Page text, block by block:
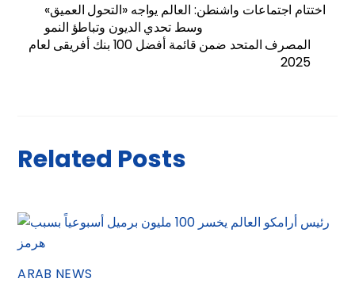
اختتام اجتماعات واشنطن: العالم يواجه «التحول العميق»
وسط تحدي الديون وتباطؤ النمو
المصرف المتحد ضمن قائمة أفضل 100 بنك أفريقى لعام
2025
Related Posts
ARAB NEWS